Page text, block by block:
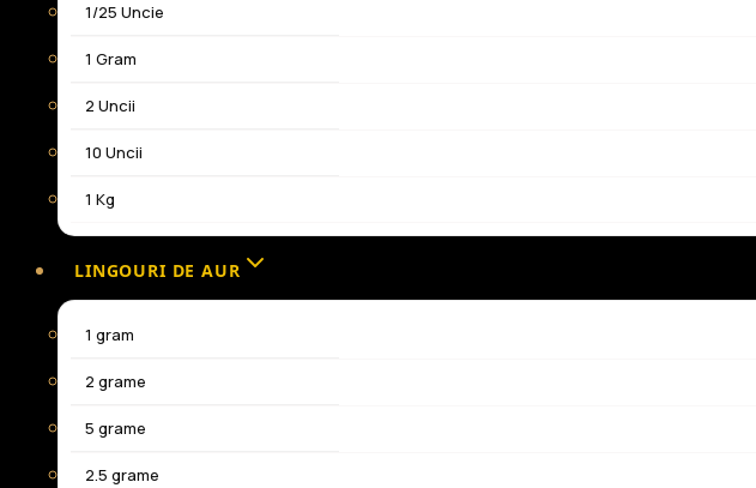
1/25 Uncie
1 Gram
2 Uncii
10 Uncii
1 Kg
LINGOURI DE AUR
1 gram
2 grame
5 grame
2.5 grame